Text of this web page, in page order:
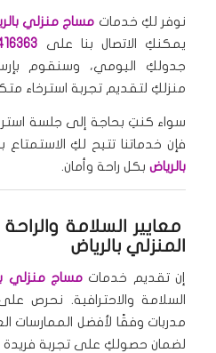
نوفر لكِ خدمات مساج منزلي
يمكنكِ الاتصال بنا على
جدولكِ اليومي، وسنقوم
منزلكِ لتقديم تجربة استرخاء
سواء كنتِ بحاجة إلى جلسة
فإن خدماتنا تتيح لكِ
بالرياضبكل راحة وأمان.
معايير السلامة
المنزلي بالرياض
إن تقديم خدمات مساج منزلي
السلامة والاحترافية. نحرص
مدربات وفقًا لأفضل الممارسات
لضمان حصولكِ على تجربة فريدة